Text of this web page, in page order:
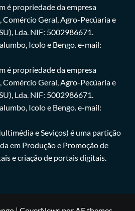
é propriedade da empresa
Geral, Agro-Pecúaria e
Lda. NIF: 5002986671.
Icolo e Bengo. e-mail:
é propriedade da empresa
Geral, Agro-Pecúaria e
Lda. NIF: 5002986671.
Icolo e Bengo. e-mail:
e Seviços) é uma partição
em Produção e Promoção de
e criação de portais digitais.